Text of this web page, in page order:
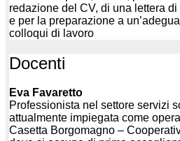
redazione del CV, di una lettera
e per la preparazione a
colloqui di lavoro
Docenti
Eva Favaretto
Professionista nel settore servizi
attualmente impiegata come
Casetta Borgomagno –